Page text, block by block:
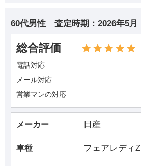
60代男性 査定時期： 2026年5月
総合評価
電話対応
メール対応
営業マンの対応
メーカー 日産
車種 フェアレディZ